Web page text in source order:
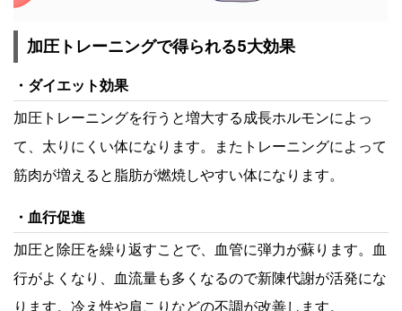
加圧トレーニングで得られる5大効果
ダイエット効果
加圧トレーニングを行うと増大する成長ホルモンによっ
て、太りにくい体になります。またトレーニングによって
筋肉が増えると脂肪が燃焼しやすい体になります。
血行促進
加圧と除圧を繰り返すことで、血管に弾力が蘇ります。血
行がよくなり、血流量も多くなるので新陳代謝が活発にな
ります。冷え性や肩こりなどの不調が改善します。